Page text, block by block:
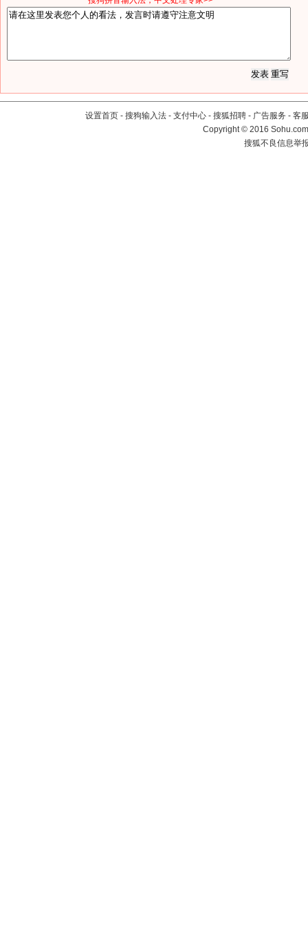
设置首页 - 搜狗输入法 - 支付中心 - 搜狐招聘 - 广告服务 - 客
Copyright©2016
搜狐不良信息举